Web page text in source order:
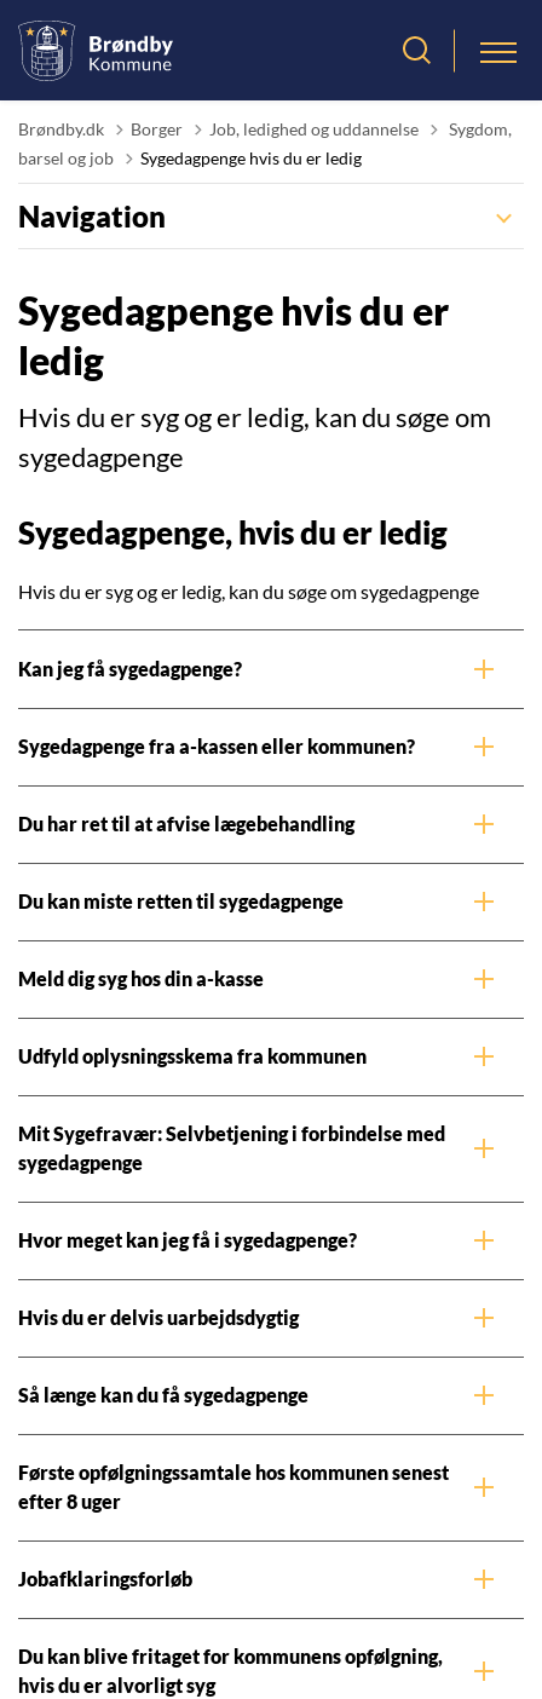
Brøndby.dk Borger Job, ledighed og uddannelse Tilbage til
Sygdom,
barsel og job
Sygedagpenge hvis du er ledig
Navigation
Sygedagpenge hvis du er
ledig
Hvis du er syg og er ledig, kan du søge om
sygedagpenge
Sygedagpenge, hvis du er ledig
Hvis du er syg og er ledig, kan du søge om sygedagpenge
Kan jeg få sygedagpenge?
Sygedagpenge fra a-kassen eller kommunen?
Du har ret til at afvise lægebehandling
Du kan miste retten til sygedagpenge
Meld dig syg hos din a-kasse
Udfyld oplysningsskema fra kommunen
Mit Sygefravær: Selvbetjening i forbindelse med
sygedagpenge
Hvor meget kan jeg få i sygedagpenge?
Hvis du er delvis uarbejdsdygtig
Så længe kan du få sygedagpenge
Første opfølgningssamtale hos kommunen senest
efter 8 uger
Jobafklaringsforløb
Du kan blive fritaget for kommunens opfølgning,
hvis du er alvorligt syg